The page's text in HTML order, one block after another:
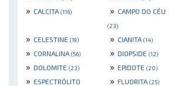
» CALCITA (116) » CAMPO DO CÉU
(23)
» CELESTINE (19) » CIANITA (14)
» CORNALINA (56) » DIOPSIDE (12)
» DOLOMITE (23) » EPIDOTE (20)
» ESPECTRÓLITO » FLUORITA (25)